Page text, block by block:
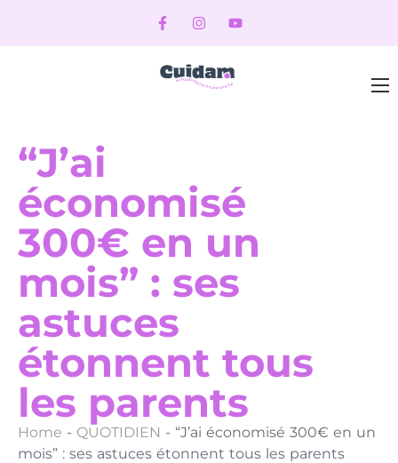
“J’ai
économisé
300€ en un
mois” : ses
astuces
étonnent tous
les parents
Home - QUOTIDIEN - “J’ai économisé 300€ en un
mois” : ses astuces étonnent tous les parents